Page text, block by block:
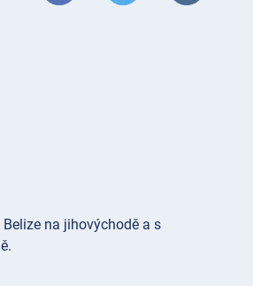
na jihovýchodě a s